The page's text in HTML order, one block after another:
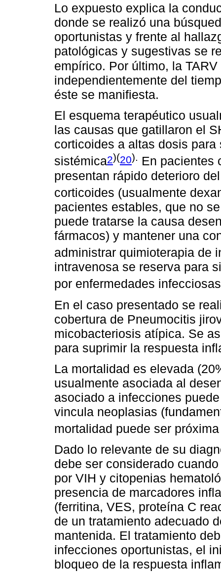
Lo expuesto explica la
donde se realizó una
oportunistas y frente al
patológicas y sugestivas se
empírico. Por último, la
independientemente del
éste se manifiesta.
El esquema terapéutico
las causas que gatillaron el
corticoides a altas dosis
sistémica2)(20). En pacientes
presentan rápido deterioro
corticoides (usualmente
pacientes estables, que no
puede tratarse la causa
fármacos) y mantener una
administrar quimioterapia de
intravenosa se reserva para
por enfermedades
En el caso presentado se
cobertura de Pneumocitis
micobacteriosis atípica. Se
para suprimir la respuesta
La mortalidad es elevada
usualmente asociada al
asociado a infecciones
vincula neoplasias
mortalidad puede ser
Dado lo relevante de su
debe ser considerado
por VIH y citopenias
presencia de marcadores
(ferritina, VES, proteína C
de un tratamiento adecuado
mantenida. El tratamiento
infecciones oportunistas, el
bloqueo de la respuesta